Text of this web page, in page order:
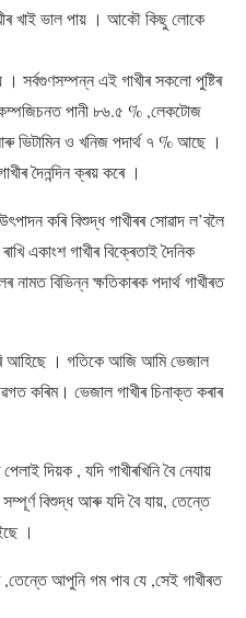
খাই ভাল পায় । আকৌ কিছু লোকে
সৰ্বগুণসম্পন্ন এই গাখীৰ সকলো পুষ্টিৰ
পানী ৮৬.৫ % ,লেকটোজ
ও খনিজ পদাৰ্থ ৭ % আছে ।
দৈনন্দিন ক্ৰয় কৰে ।
কৰি বিশুদ্ধ গাখীৰৰ সোৱাদ ল’বলৈ
একাংশ গাখীৰ বিক্ৰেতাই দৈনিক
বিভিন্ন ক্ষতিকাৰক পদাৰ্থ গাখীৰত
আহিছে । গতিকে আজি আমি ভেজাল
কৰিম। ভেজাল গাখীৰ চিনাক্ত কৰাৰ
দিয়ক , যদি গাখীৰখিনি বৈ নেযায়
বিশুদ্ধ আৰু যদি বৈ যায়, তেন্তে
।
,তেন্তে আপুনি গম পাব যে ,সেই গাখীৰত